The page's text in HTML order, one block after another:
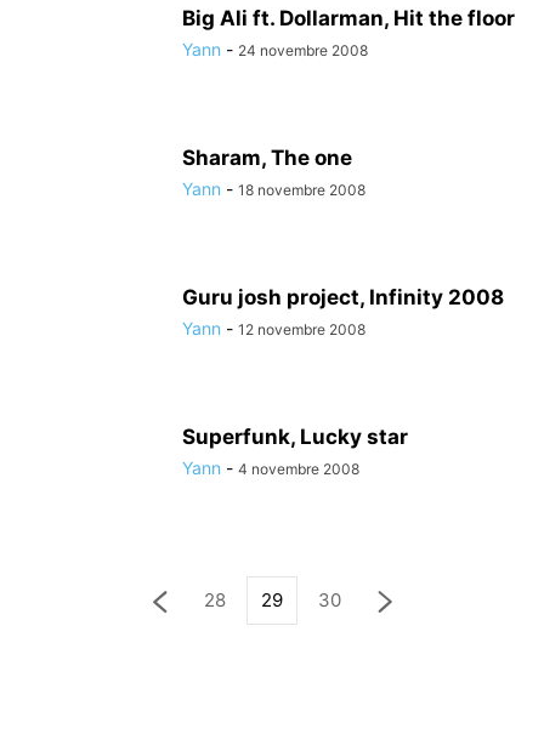
Big Ali ft. Dollarman, Hit the floor
Yann - 24 novembre 2008
Sharam, The one
Yann - 18 novembre 2008
Guru josh project, Infinity 2008
Yann - 12 novembre 2008
Superfunk, Lucky star
Yann - 4 novembre 2008
28 29 30